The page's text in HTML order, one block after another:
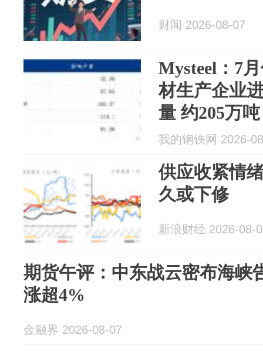
财闻 2026-08-07
Mysteel：7
材生产企业
量 约205万吨
我的钢铁网 2026-
供应收紧情
久或下修
新浪财经 2026-08-
期货午评：中东战云密布海峡
涨超4%
金融界 2026-08-07